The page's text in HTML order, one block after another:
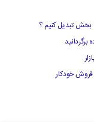
بخش تبدیل کنیم ؟
فروش خودکار